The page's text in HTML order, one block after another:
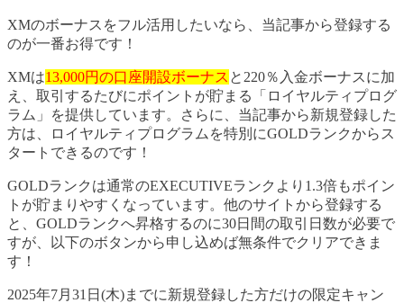
XMのボーナスをフル活用したいなら、当記事から登録する
のが一番お得です！
XMは13,000円の口座開設ボーナス と220％入金ボーナスに加
え、取引するたびにポイントが貯まる「ロイヤルティプログ
ラム」を提供しています。さらに、当記事から新規登録した
方は、ロイヤルティプログラムを特別にGOLDランクからス
タートできるのです！
GOLDランクは通常のEXECUTIVEランクより1.3倍もポイン
トが貯まりやすくなっています。他のサイトから登録する
と、GOLDランクへ昇格するのに30日間の取引日数が必要で
すが、以下のボタンから申し込めば無条件でクリアできま
す！
2025年7月31日(木)までに新規登録した方だけの限定キャン